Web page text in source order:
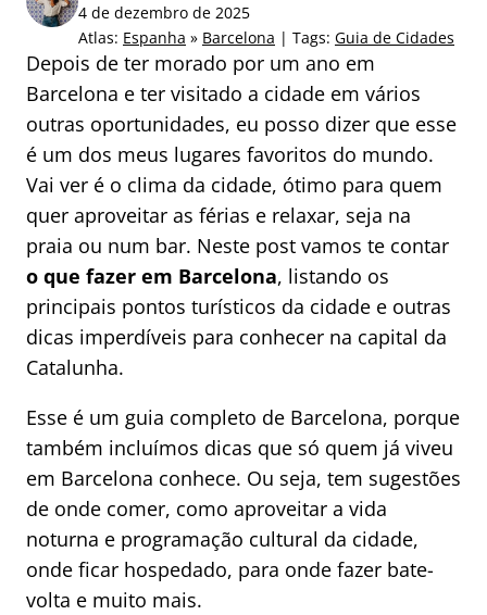
o
r
:
4 de dezembro de 2025
Atlas: Espanha » Barcelona | Tags: Guia de Cidades
Depois de ter morado por um ano em
Barcelona e ter visitado a cidade em vários
outras oportunidades, eu posso dizer que esse
é um dos meus lugares favoritos do mundo.
Vai ver é o clima da cidade, ótimo para quem
quer aproveitar as férias e relaxar, seja na
praia ou num bar. Neste post vamos te contar
o que fazer em Barcelona, listando os
principais pontos turísticos da cidade e outras
dicas imperdíveis para conhecer na capital da
Catalunha.
Esse é um guia completo de Barcelona, porque
também incluímos dicas que só quem já viveu
em Barcelona conhece. Ou seja, tem sugestões
de onde comer, como aproveitar a vida
noturna e programação cultural da cidade,
onde ficar hospedado, para onde fazer bate-
volta e muito mais.